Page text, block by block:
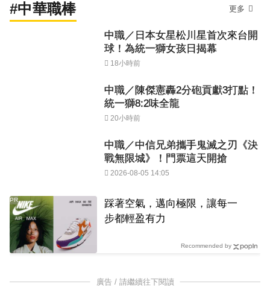
#中華職棒 更多
中職／日本女星松川星首次來台開
球！為統一獅女孩日揭幕
18小時前
中職／陳傑憲轟2分砲貢獻3打點！
統一獅8:2味全龍
20小時前
中職／中信兄弟攜手鬼滅之刃《決
戰無限城》！門票這天開搶
2026-08-05 14:05
踩著空氣，邁向極限，讓每一
步都輕盈有力
PR
Recommended by
廣告 / 請繼續往下閱讀